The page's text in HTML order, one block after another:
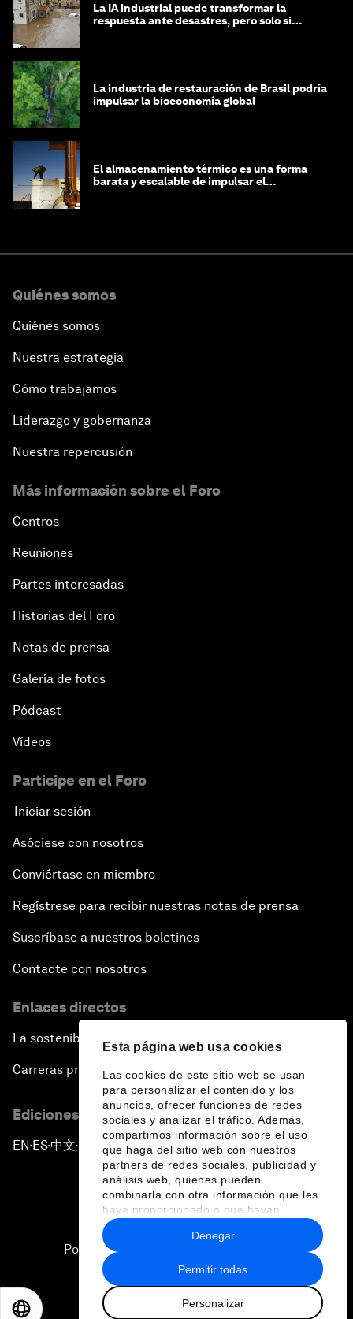
Esta página web usa cookies
Las cookies de este sitio web se usan
para personalizar el contenido y los
anuncios, ofrecer funciones de redes
sociales y analizar el tráfico. Además,
compartimos información sobre el uso
que haga del sitio web con nuestros
partners de redes sociales, publicidad y
análisis web, quienes pueden
combinarla con otra información que les
haya proporcionado o que hayan
recopilado a partir del uso que haya
hecho de sus servicios.
Permitir todas
Personalizar
Denegar
La IA industrial puede transformar la
respuesta ante desastres, pero solo si
La industria de restauración de Brasil podría
impulsar la bioeconomía global
El almacenamiento térmico es una forma
barata y escalable de impulsar el
Quiénes somos
Quiénes somos
Nuestra estrategia
Cómo trabajamos
Liderazgo y gobernanza
Nuestra repercusión
Más información sobre el Foro
Centros
Reuniones
Partes interesadas
Historias del Foro
Notas de prensa
Galería de fotos
Pódcast
Vídeos
Participe en el Foro
Iniciar sesión
Asóciese con nosotros
Conviértase en miembro
Regístrese para recibir nuestras notas de prensa
Suscríbase a nuestros boletines
Contacte con nosotros
Enlaces directos
La sostenibilidad en el Foro
Carreras profesionales
Ediciones en otros idiomas
EN ▪ES▪中文▪ 日本語
Política de privacidad y normas de uso
Sitemap
2026 Foro Económico Mundial